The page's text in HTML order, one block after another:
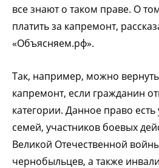
все знают о таком праве. О
платить за капремонт,
«Объясняем.рф».
Так, например, можно
капремонт, если гражданин
категории. Данное право
семей, участников боевых
Великой Отечественной
чернобыльцев, а также